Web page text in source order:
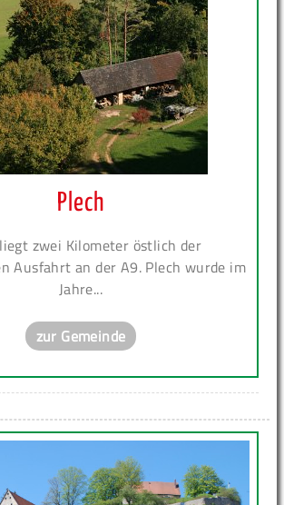
Plech
zwei Kilometer östlich der
Ausfahrt an der A9. Plech wurde im
Jahre...
zur Gemeinde